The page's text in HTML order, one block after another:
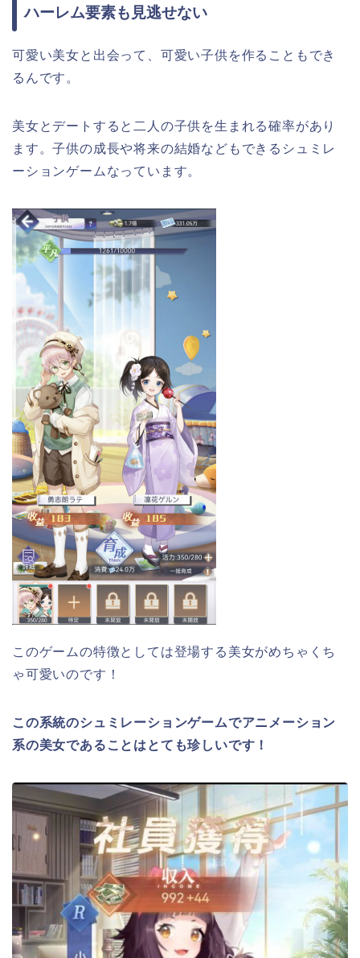
ハーレム要素も見逃せない
可愛い美女と出会って、可愛い子供を作ることもでき
るんです。
美女とデートすると二人の子供を生まれる確率があり
ます。子供の成長や将来の結婚などもできるシュミレ
ーションゲームなっています。
このゲームの特徴としては登場する美女がめちゃくち
ゃ可愛いのです！
この系統のシュミレーションゲームでアニメーション
系の美女であることはとても珍しいです！